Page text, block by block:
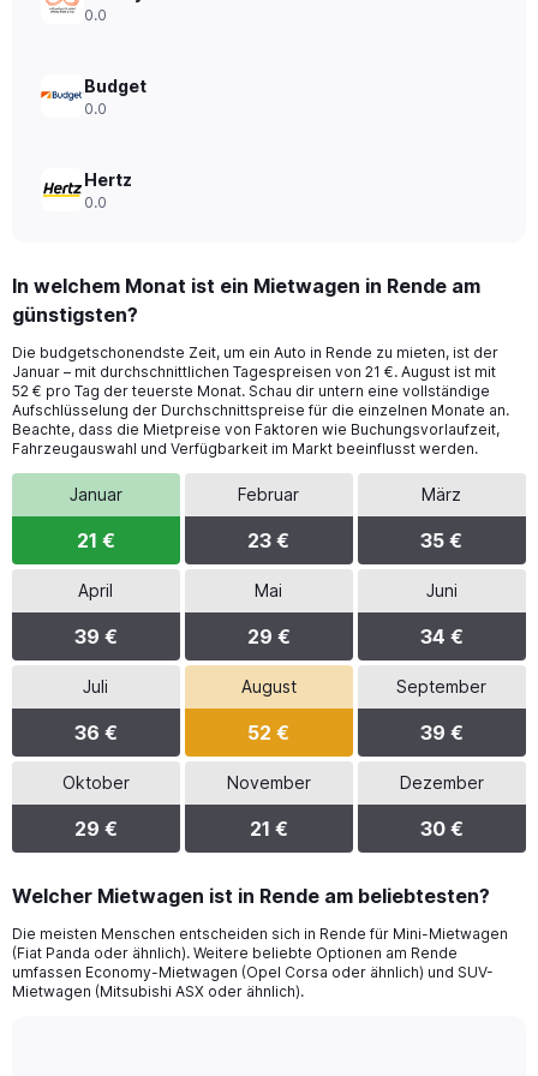
to
0.0
Budget
0.0
Hertz
0.0
In welchem Monat ist ein Mietwagen in Rende am
günstigsten?
Die budgetschonendste Zeit, um ein Auto in Rende zu mieten, ist der
Januar – mit durchschnittlichen Tagespreisen von 21 €. August ist mit
52 € pro Tag der teuerste Monat. Schau dir untern eine vollständige
Aufschlüsselung der Durchschnittspreise für die einzelnen Monate an.
Beachte, dass die Mietpreise von Faktoren wie Buchungsvorlaufzeit,
Fahrzeugauswahl und Verfügbarkeit im Markt beeinflusst werden.
Januar
21 €
Februar
23 €
März
35 €
April
39 €
Mai
29 €
Juni
34 €
Juli
36 €
August
52 €
September
39 €
Oktober
29 €
November
21 €
Dezember
30 €
Welcher Mietwagen ist in Rende am beliebtesten?
Die meisten Menschen entscheiden sich in Rende für Mini-Mietwagen
(Fiat Panda oder ähnlich). Weitere beliebte Optionen am Rende
umfassen Economy-Mietwagen (Opel Corsa oder ähnlich) und SUV-
Mietwagen (Mitsubishi ASX oder ähnlich).